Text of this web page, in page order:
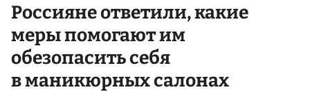
Россияне ответили, какие
меры помогают им
обезопасить себя
в маникюрных салонах